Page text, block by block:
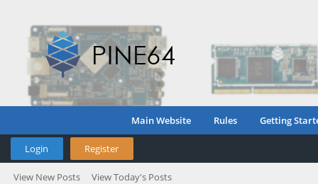
Main Website Rules Getting
Login Register
View New Posts View Today's Posts